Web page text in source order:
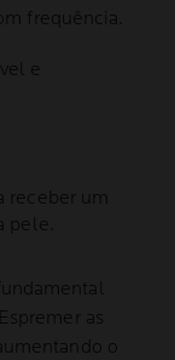
frequência.
e
receber um
pele.
as
o